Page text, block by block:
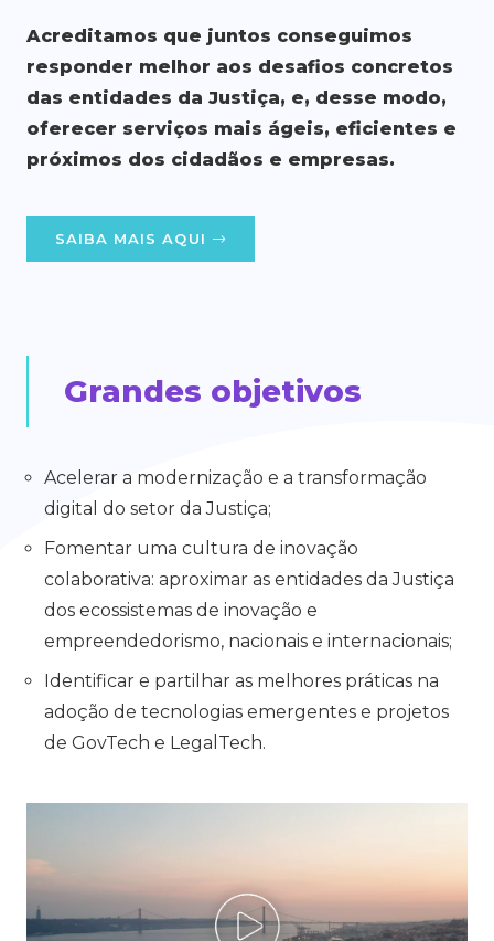
Acreditamos que juntos conseguimos
responder melhor aos desafios concretos
das entidades da Justiça, e, desse modo,
oferecer serviços mais ágeis, eficientes e
próximos dos cidadãos e empresas.
SAIBA MAIS AQUI
Grandes objetivos
Acelerar a modernização e a transformação
digital do setor da Justiça;
Fomentar uma cultura de inovação
colaborativa: aproximar as entidades da Justiça
dos ecossistemas de inovação e
empreendedorismo, nacionais e internacionais;
Identificar e partilhar as melhores práticas na
adoção de tecnologias emergentes e projetos
de GovTech e LegalTech.